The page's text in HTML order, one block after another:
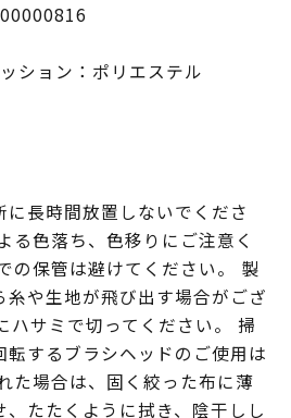
ション：ポリエステル
長時間放置しないでくださ
る色落ち、色移りにご注意く
の保管は避けてください。 製
や生地が飛び出す場合がござ
ハサミで切ってください。 掃
するブラシヘッドのご使用は
た場合は、固く絞った布に薄
たたくように拭き、陰干しし